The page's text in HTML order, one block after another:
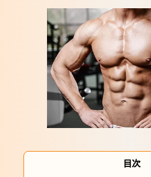
目次